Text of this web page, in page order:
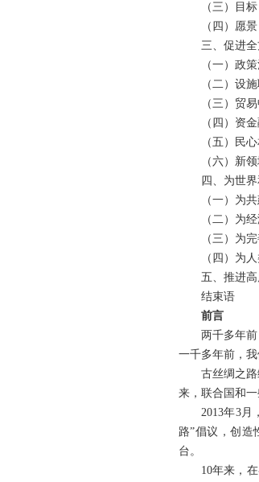
（三）目
（四）愿
三、促进
（一）政
（二）设
（三）贸
（四）资
（五）民
（六）新
四、为世
（一）为
（二）为
（三）为
（四）为
五、推进
结束语
前言
两千多年
一千多年前，
古丝绸之
来，联合国和
2013年3月
路”倡议，创造
台。
10年来，